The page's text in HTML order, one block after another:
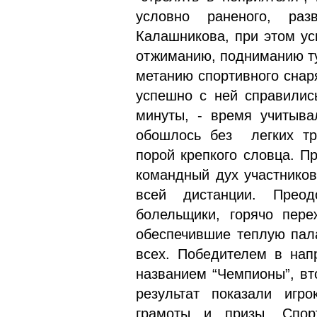
условно раненого,
Калашникова, при этом
отжиманию, подниманию
метанию спортивного
успешно с ней
минуты, - время
обошлось без легких
порой крепкого словца.
командный дух
всей дистанции.
болельщики, горячо
обеспечившие теплую
всех. Победителем в
названием “Чемпионы”,
результат показали
грамоты и призы.